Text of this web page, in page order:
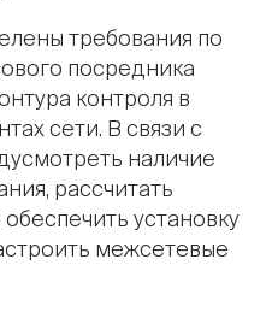
требования по
посредника
контроля в
сети. В связи с
наличие
рассчитать
установку
межсетевые